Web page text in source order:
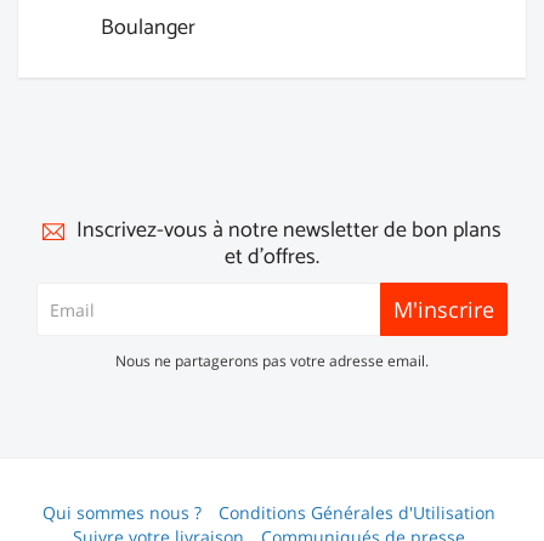
Boulanger
Inscrivez-vous à notre newsletter de bon plans
et d'offres.
M'inscrire
Nous ne partagerons pas votre adresse email.
Qui sommes nous ?
Conditions Générales d'Utilisation